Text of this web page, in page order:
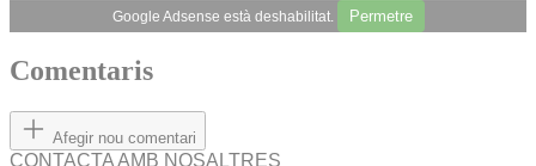
Google Adsense està deshabilitat. Permetre
Comentaris
Afegir nou comentari
CONTACTA AMB NOSALTRES